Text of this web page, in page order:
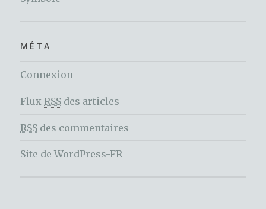
MÉTA
Connexion
Flux RSS des articles
RSS des commentaires
Site de WordPress-FR